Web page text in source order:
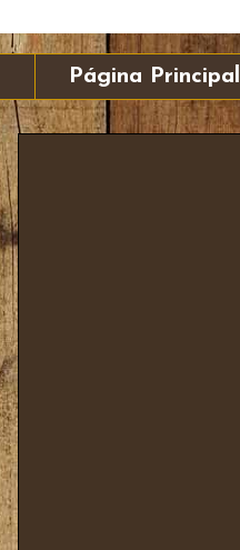
Página Principal